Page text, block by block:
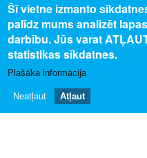
SAISTĪTAIS SATURS
Uz profesijas aprakstu
PAR MUMS
Šī vietne izmanto
palīdz mums analizēt
darbību. Jūs varat
statistikas sīkdatnes.
Plašāka informācija
Neatļaut Atļaut